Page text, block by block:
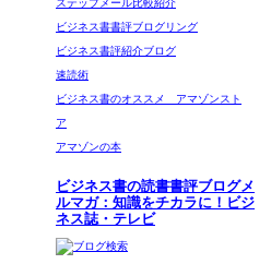
ステップメール比較紹介
ビジネス書書評ブログリング
ビジネス書評紹介ブログ
速読術
ビジネス書のオススメ アマゾンスト
ア
アマゾンの本
ビジネス書の読書書評ブログメ
ルマガ：知識をチカラに！ビジ
ネス誌・テレビ